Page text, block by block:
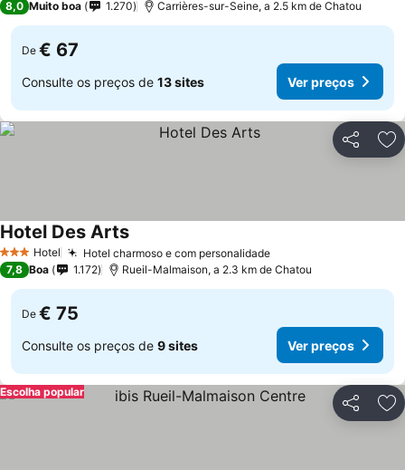
8,0 Muito boa 1.270 Carrières-sur-Seine, a 2.5 km de Chatou
De € 67
Consulte os preços de 13 sites Ver preços
Partilhar
3 EstrelasHotel Hotel charmoso e com personalidadeVer preços
Hotel Des ArtsVer preços
7,8 Boa 1.172 Rueil-Malmaison, a 2.3 km de Chatou
De € 75
Consulte os preços de 9 sites Ver preços
Partilhar
Escolha popular